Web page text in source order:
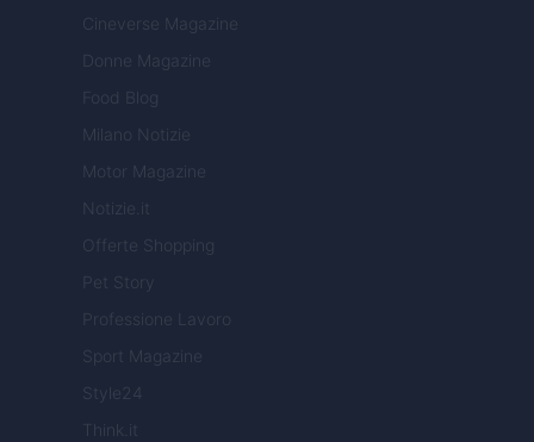
Cineverse Magazine
Donne Magazine
Food Blog
Milano Notizie
Motor Magazine
Notizie.it
Offerte Shopping
Pet Story
Professione Lavoro
Sport Magazine
Style24
Think.it